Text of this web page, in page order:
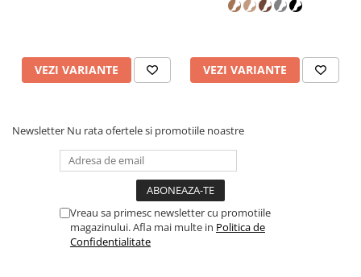
VEZI VARIANTE VEZI VARIANTE
Newsletter Nu rata ofertele si promotiile noastre
Vreau sa primesc newsletter cu promotiile
magazinului. Afla mai multe in Politica de
Confidentialitate